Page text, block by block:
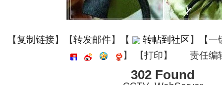
【复制链接】【转发邮件】 【 转帖到社区】【
】
【打印】 责任编
302 Found